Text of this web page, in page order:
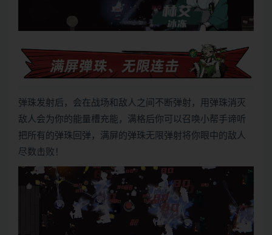
弹珠发射后，会在战场和敌人之间不断弹射，用弹珠消灭
敌人会为你的能量槽充能，满格后你可以召唤小帮手谛听
把所有的弹珠回弹，满屏的弹珠无限弹射将你眼中的敌人
尽数击败！